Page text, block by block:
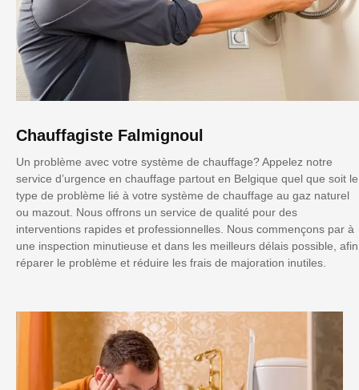
Chauffagiste Falmignoul
Un problème avec votre système de chauffage? Appelez notre
service d’urgence en chauffage partout en Belgique quel que soit le
type de problème lié à votre système de chauffage au gaz naturel
ou mazout. Nous offrons un service de qualité pour des
interventions rapides et professionnelles. Nous commençons par à
une inspection minutieuse et dans les meilleurs délais possible, afin
réparer le problème et réduire les frais de majoration inutiles.